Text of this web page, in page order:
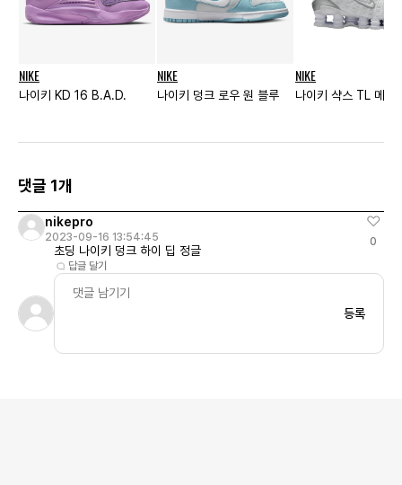
NIKE
나이키 KD 16 B.A.D.
NIKE
나이키 덩크 로우 원 블루
NIKE
나이키 샥스 TL 메탈
댓글 1개
nikepro
2023-09-16 13:54:45
초딩 나이키 덩크 하이 딥 정글
답글 달기
0
등록